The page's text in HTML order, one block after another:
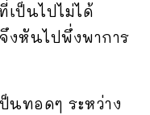
เป็นไปไม่ได้
งหันไปพึ่งพาการ
นทอดๆ ระหว่าง